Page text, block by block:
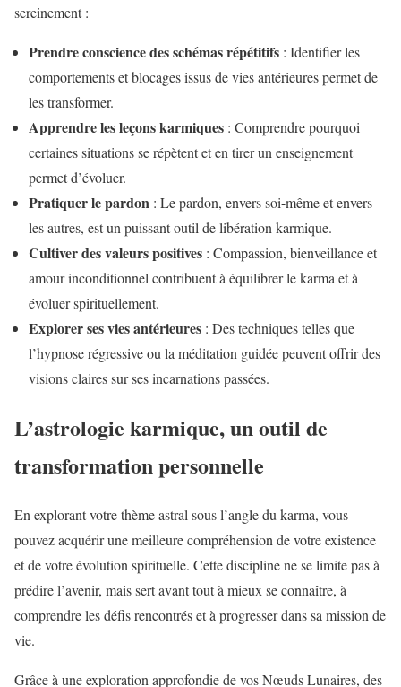
sereinement :
Prendre conscience des schémas répétitifs : Identifier les
comportements et blocages issus de vies antérieures permet de
les transformer.
Apprendre les leçons karmiques : Comprendre pourquoi
certaines situations se répètent et en tirer un enseignement
permet d’évoluer.
Pratiquer le pardon : Le pardon, envers soi-même et envers
les autres, est un puissant outil de libération karmique.
Cultiver des valeurs positives : Compassion, bienveillance et
amour inconditionnel contribuent à équilibrer le karma et à
évoluer spirituellement.
Explorer ses vies antérieures : Des techniques telles que
l’hypnose régressive ou la méditation guidée peuvent offrir des
visions claires sur ses incarnations passées.
L’astrologie karmique, un outil de
transformation personnelle
En explorant votre thème astral sous l’angle du karma, vous
pouvez acquérir une meilleure compréhension de votre existence
et de votre évolution spirituelle. Cette discipline ne se limite pas à
prédire l’avenir, mais sert avant tout à mieux se connaître, à
comprendre les défis rencontrés et à progresser dans sa mission de
vie.
Grâce à une exploration approfondie de vos Nœuds Lunaires, des